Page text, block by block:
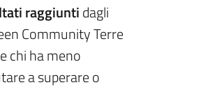
raggiuntidagli
Community Terre
chi ha meno
a superare o